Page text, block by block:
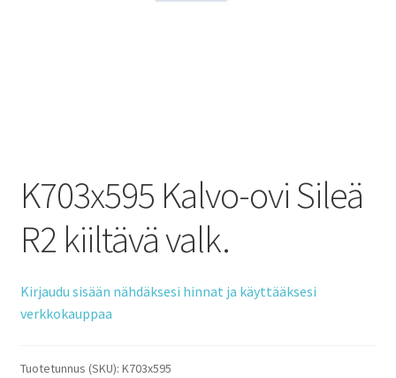
K703x595 Kalvo-ovi Sileä
R2 kiiltävä valk.
Kirjaudu sisään nähdäksesi hinnat ja käyttääksesi
verkkokauppaa
Tuotetunnus (SKU): K703x595